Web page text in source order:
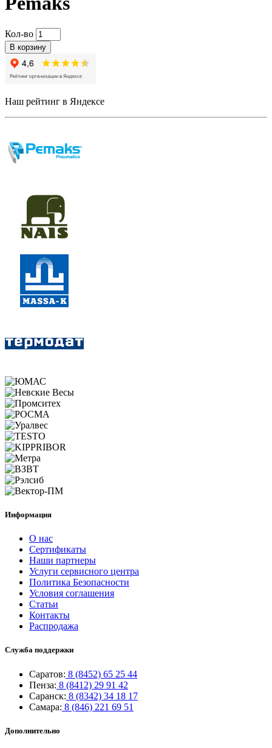
Кол-во
В корзину
Наш рейтинг в Яндексе
Информация
О нас
Сертификаты
Наши партнеры
Услуги сервисного центра
Политика Безопасности
Условия соглашения
Статьи
Контакты
Распродажа
Служба поддержки
Саратов: 8 (8452) 65 25 44
Пенза: 8 (8412) 29 91 42
Саранск: 8 (8342) 34 18 17
Самара: 8 (846) 221 69 51
Дополнительно